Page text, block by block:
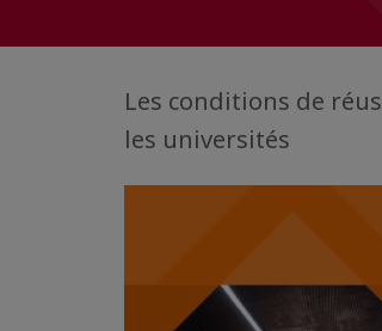
Les conditions de
les universités